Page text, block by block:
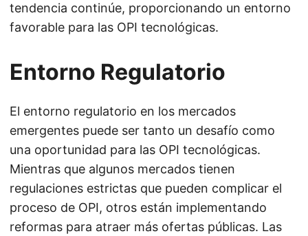
tendencia continúe, proporcionando un entorno
favorable para las OPI tecnológicas.
Entorno Regulatorio
El entorno regulatorio en los mercados
emergentes puede ser tanto un desafío como
una oportunidad para las OPI tecnológicas.
Mientras que algunos mercados tienen
regulaciones estrictas que pueden complicar el
proceso de OPI, otros están implementando
reformas para atraer más ofertas públicas. Las